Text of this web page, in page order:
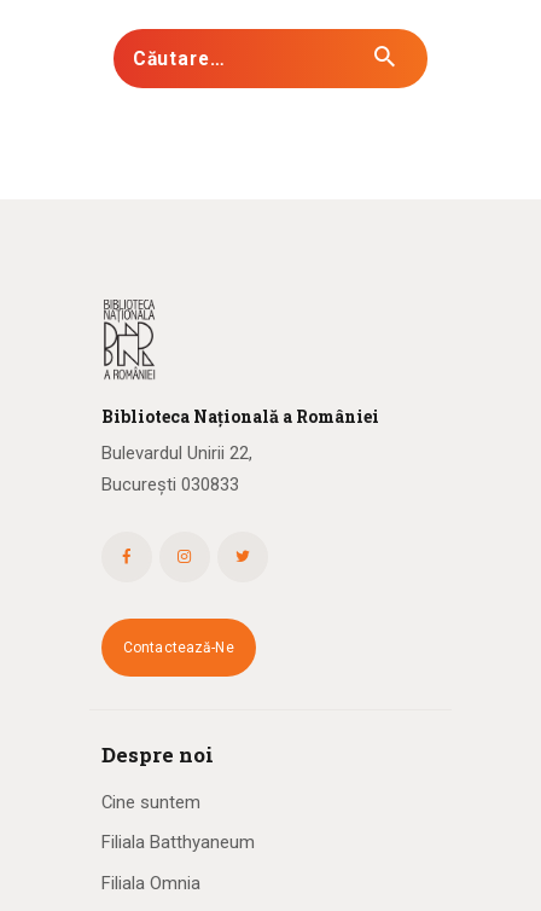
Biblioteca Națională a României
Bulevardul Unirii 22,
București 030833
Contactează-Ne
Despre noi
Cine suntem
Filiala Batthyaneum
Filiala Omnia